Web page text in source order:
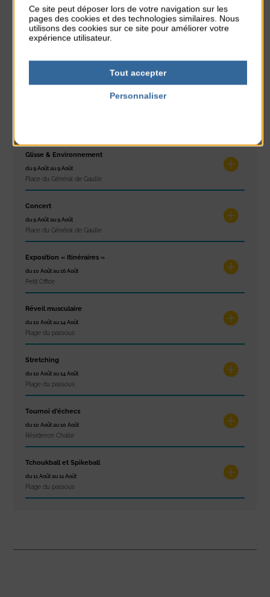
du 3 Août au 7 Août
Plage du passous
Glisse & Environnement
du 9 Août au 9 Août
Place du Général de Gaulle
Concert
du 9 Août au 9 Août
Place du Général de Gaulle
Exposition « Itinéraires »
du 10 Août au 16 Août
Petit Office
Réveil musculaire
du 10 Août au 14 Août
Plage du passous
Stretching
du 10 Août au 14 Août
Plage du passous
Tournoi d’échecs
du 10 Août au 10 Août
Résidence Challe
Tchoukball et Spikeball
du 11 Août au 11 Août
Plage du passous
Ce site peut déposer lors de votre navigation sur les
pages des cookies et des technologies similaires. Nous
utilisons des cookies sur ce site pour améliorer votre
expérience utilisateur.
Tout accepter
Personnaliser